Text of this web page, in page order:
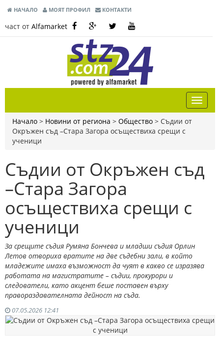
НАЧАЛО МОЯТ ПРОФИЛ КОНТАКТИ
част от Alfamarket
Начало > Новини от региона > Общество > Съдии от
Окръжен съд –Стара Загора осъществиха срещи с
ученици
Съдии от Окръжен съд
–Стара Загора
осъществиха срещи с
ученици
За срещите съдия Румяна Бончева и младши съдия Орлин
Летов отвориха вратите на две съдебни зали, в който
младежите имаха възможност да чуят в какво се изразява
работата на магистратите – съдии, прокурори и
следователи, като акцент беше поставен върху
правораздавателната дейност на съда.
07.05.2026 12:41